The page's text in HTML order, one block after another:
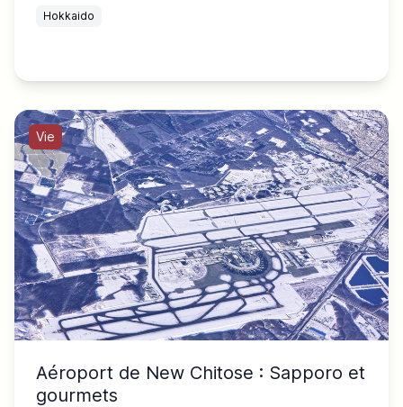
Hokkaido
Vie
Aéroport de New Chitose : Sapporo et
gourmets